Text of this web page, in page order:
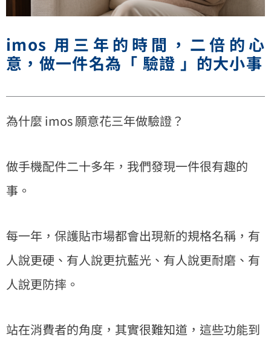
imos 用三年的時間，二倍的心
意，做一件名為「 驗證 」的大小事
為什麼 imos 願意花三年做驗證？
做手機配件二十多年，我們發現一件很有趣的
事。
每一年，保護貼市場都會出現新的規格名稱，有
人說更硬、有人說更抗藍光、有人說更耐磨、有
人說更防摔。
站在消費者的角度，其實很難知道，這些功能到